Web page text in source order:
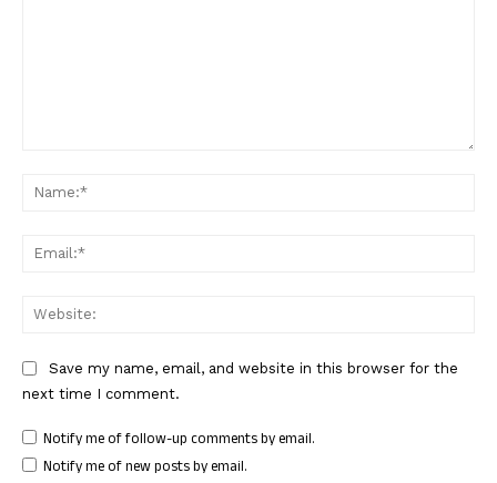
Save my name, email, and website in this browser for the
next time I comment.
Notify me of follow-up comments by email.
Notify me of new posts by email.